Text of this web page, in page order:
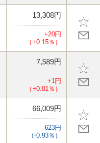
13,308円
+20円
（+0.15％）
7,589円
+1円
（+0.01％）
66,009円
-623円
（-0.93％）